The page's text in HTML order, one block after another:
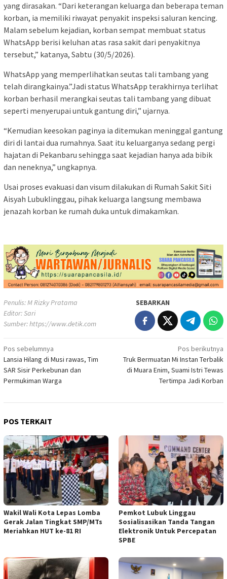
yang dirasakan. “Dari keterangan keluarga dan beberapa teman
korban, ia memiliki riwayat penyakit inspeksi saluran kencing.
Malam sebelum kejadian, korban sempat membuat status
WhatsApp berisi keluhan atas rasa sakit dari penyakitnya
tersebut,” katanya, Sabtu (30/5/2026).
WhatsApp yang memperlihatkan seutas tali tambang yang
telah dirangkainya.”Jadi status WhatsApp terakhirnya terlihat
korban berhasil merangkai seutas tali tambang yang dibuat
seperti menyerupai untuk gantung diri,” ujarnya.
“Kemudian keesokan paginya ia ditemukan meninggal gantung
diri di lantai dua rumahnya. Saat itu keluarganya sedang pergi
hajatan di Pekanbaru sehingga saat kejadian hanya ada bibik
dan neneknya,” ungkapnya.
Usai proses evakuasi dan visum dilakukan di Rumah Sakit Siti
Aisyah Lubuklinggau, pihak keluarga langsung membawa
jenazah korban ke rumah duka untuk dimakamkan.
Penulis: M Rizky Pratama
Editor: Sari
Sumber:https://www.detik.com
SEBARKAN
Navigasi
pos
Pos sebelumnya
Lansia Hilang di Musi rawas, Tim
SAR Sisir Perkebunan dan
Permukiman Warga
Pos berikutnya
Truk Bermuatan Mi Instan Terbalik
di Muara Enim, Suami Istri Tewas
Tertimpa Jadi Korban
POS TERKAIT
Wakil Wali Kota Lepas Lomba
Gerak Jalan Tingkat SMP/MTs
Meriahkan HUT ke-81 RI
Pemkot Lubuk Linggau
Sosialisasikan Tanda Tangan
Elektronik Untuk Percepatan
SPBE